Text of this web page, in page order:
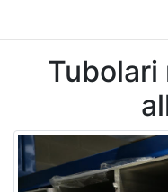
Tubolari